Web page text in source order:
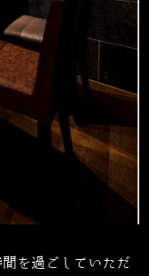
を過ごしていただ